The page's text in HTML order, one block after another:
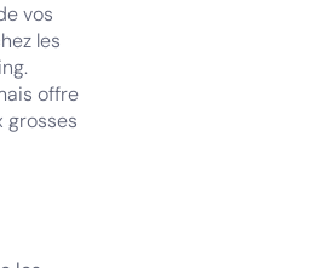
vos
les
offre
grosses